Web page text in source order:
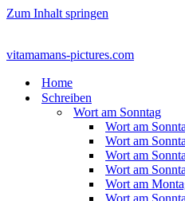
Zum Inhalt springen
vitamamans-pictures.com
Home
Schreiben
Wort am Sonntag
Wort am
Wort am
Wort am
Wort am
Wort am
Wort am